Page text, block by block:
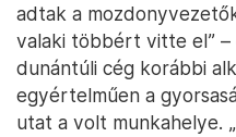
adtak a
valaki többért vitte el” –
dunántúli cég korábbi
egyértelműen a
utat a volt munkahelye.